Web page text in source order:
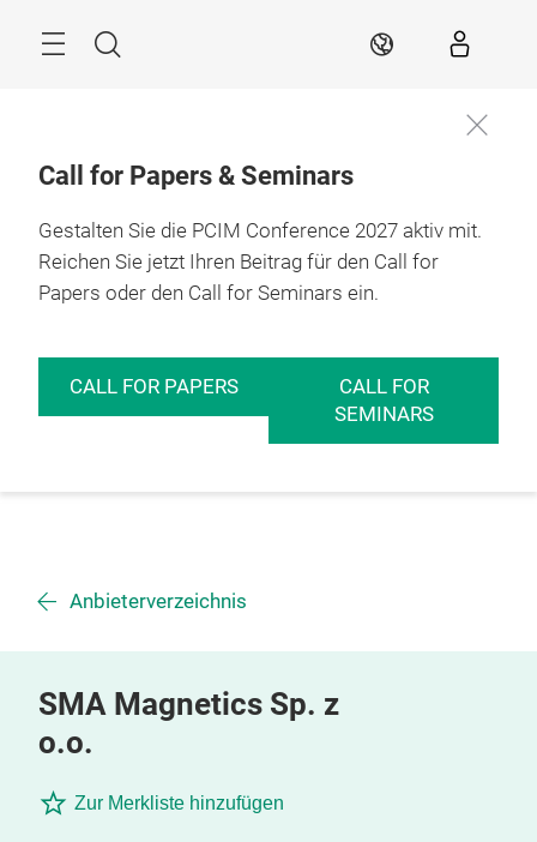
Suche DE
Call for Papers & Seminars
Gestalten Sie die PCIM Conference 2027 aktiv mit.
Reichen Sie jetzt Ihren Beitrag für den Call for
Papers oder den Call for Seminars ein.
CALL FOR PAPERS
CALL FOR
SEMINARS
Anbieterverzeichnis
SMA Magnetics Sp. z
o.o.
Zur Merkliste hinzufügen